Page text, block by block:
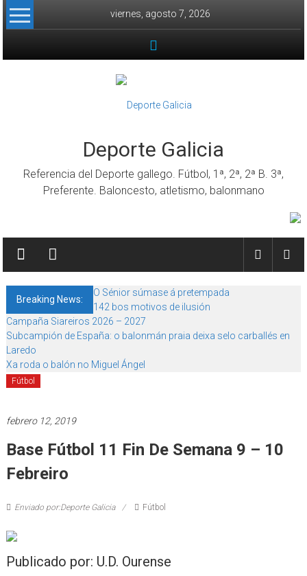
Skip to content
viernes, agosto 7, 2026
Deporte Galicia
Referencia del Deporte gallego. Fútbol, 1ª, 2ª, 2ª B. 3ª,
Preferente. Baloncesto, atletismo, balonmano
Breaking News:
O Sénior súmase á pretempada
142 bos motivos de ilusión
Campaña Siareiros 2026 – 2027
Subcampión de España: o balonmán praia deixa selo carballés en
Laredo
Xa roda o balón no Miguel Ángel
Fútbol
febrero 12, 2019
Base Fútbol 11 Fin De Semana 9 – 10
Febreiro
Enviado por:Deporte Galicia Fútbol
Publicado por: U.D. Ourense